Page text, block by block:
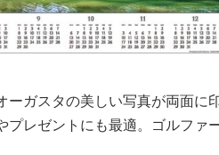
ーガスタの美しい写真が両面に
プレゼントにも最適。ゴルファ